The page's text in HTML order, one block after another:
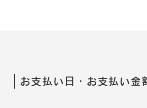
お支払い日・お支払い金